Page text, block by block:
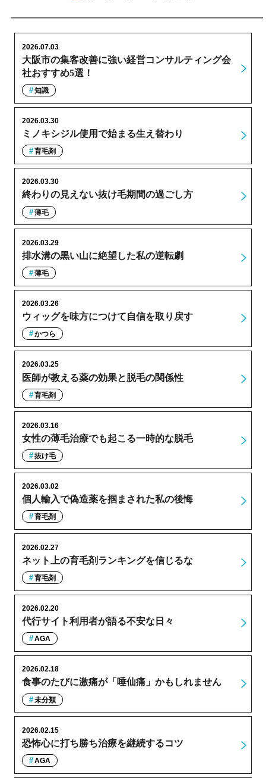
大阪市の集客改善に強い経営コンサルティング会
社おすすめ5選！
2026.07.03
知識
ミノキシジル使用で始まる生え替わり
2026.03.30
育毛剤
終わりの見えない抜け毛期間の過ごし方
2026.03.30
薄毛
排水溝の黒い山に絶望した私の逆転劇
2026.03.29
薄毛
ウィッグを味方につけて自信を取り戻す
2026.03.26
かつら
医師が教える薬の効果と脱毛の関係性
2026.03.25
育毛剤
女性の薄毛治療でも起こる一時的な脱毛
2026.03.16
抜け毛
個人輸入で偽造薬を掴まされた私の後悔
2026.03.02
育毛剤
ネット上の育毛剤ランキングを信じるな
2026.02.27
育毛剤
代行サイト利用者が語る不安な日々
2026.02.20
AGA
食事のたびに激痛が「唾仙痛」かもしれません
2026.02.18
未分類
恐怖心に打ち勝ち治療を継続するコツ
2026.02.15
AGA